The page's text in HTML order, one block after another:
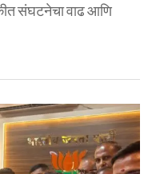
संघटनेचा वाढ आणि